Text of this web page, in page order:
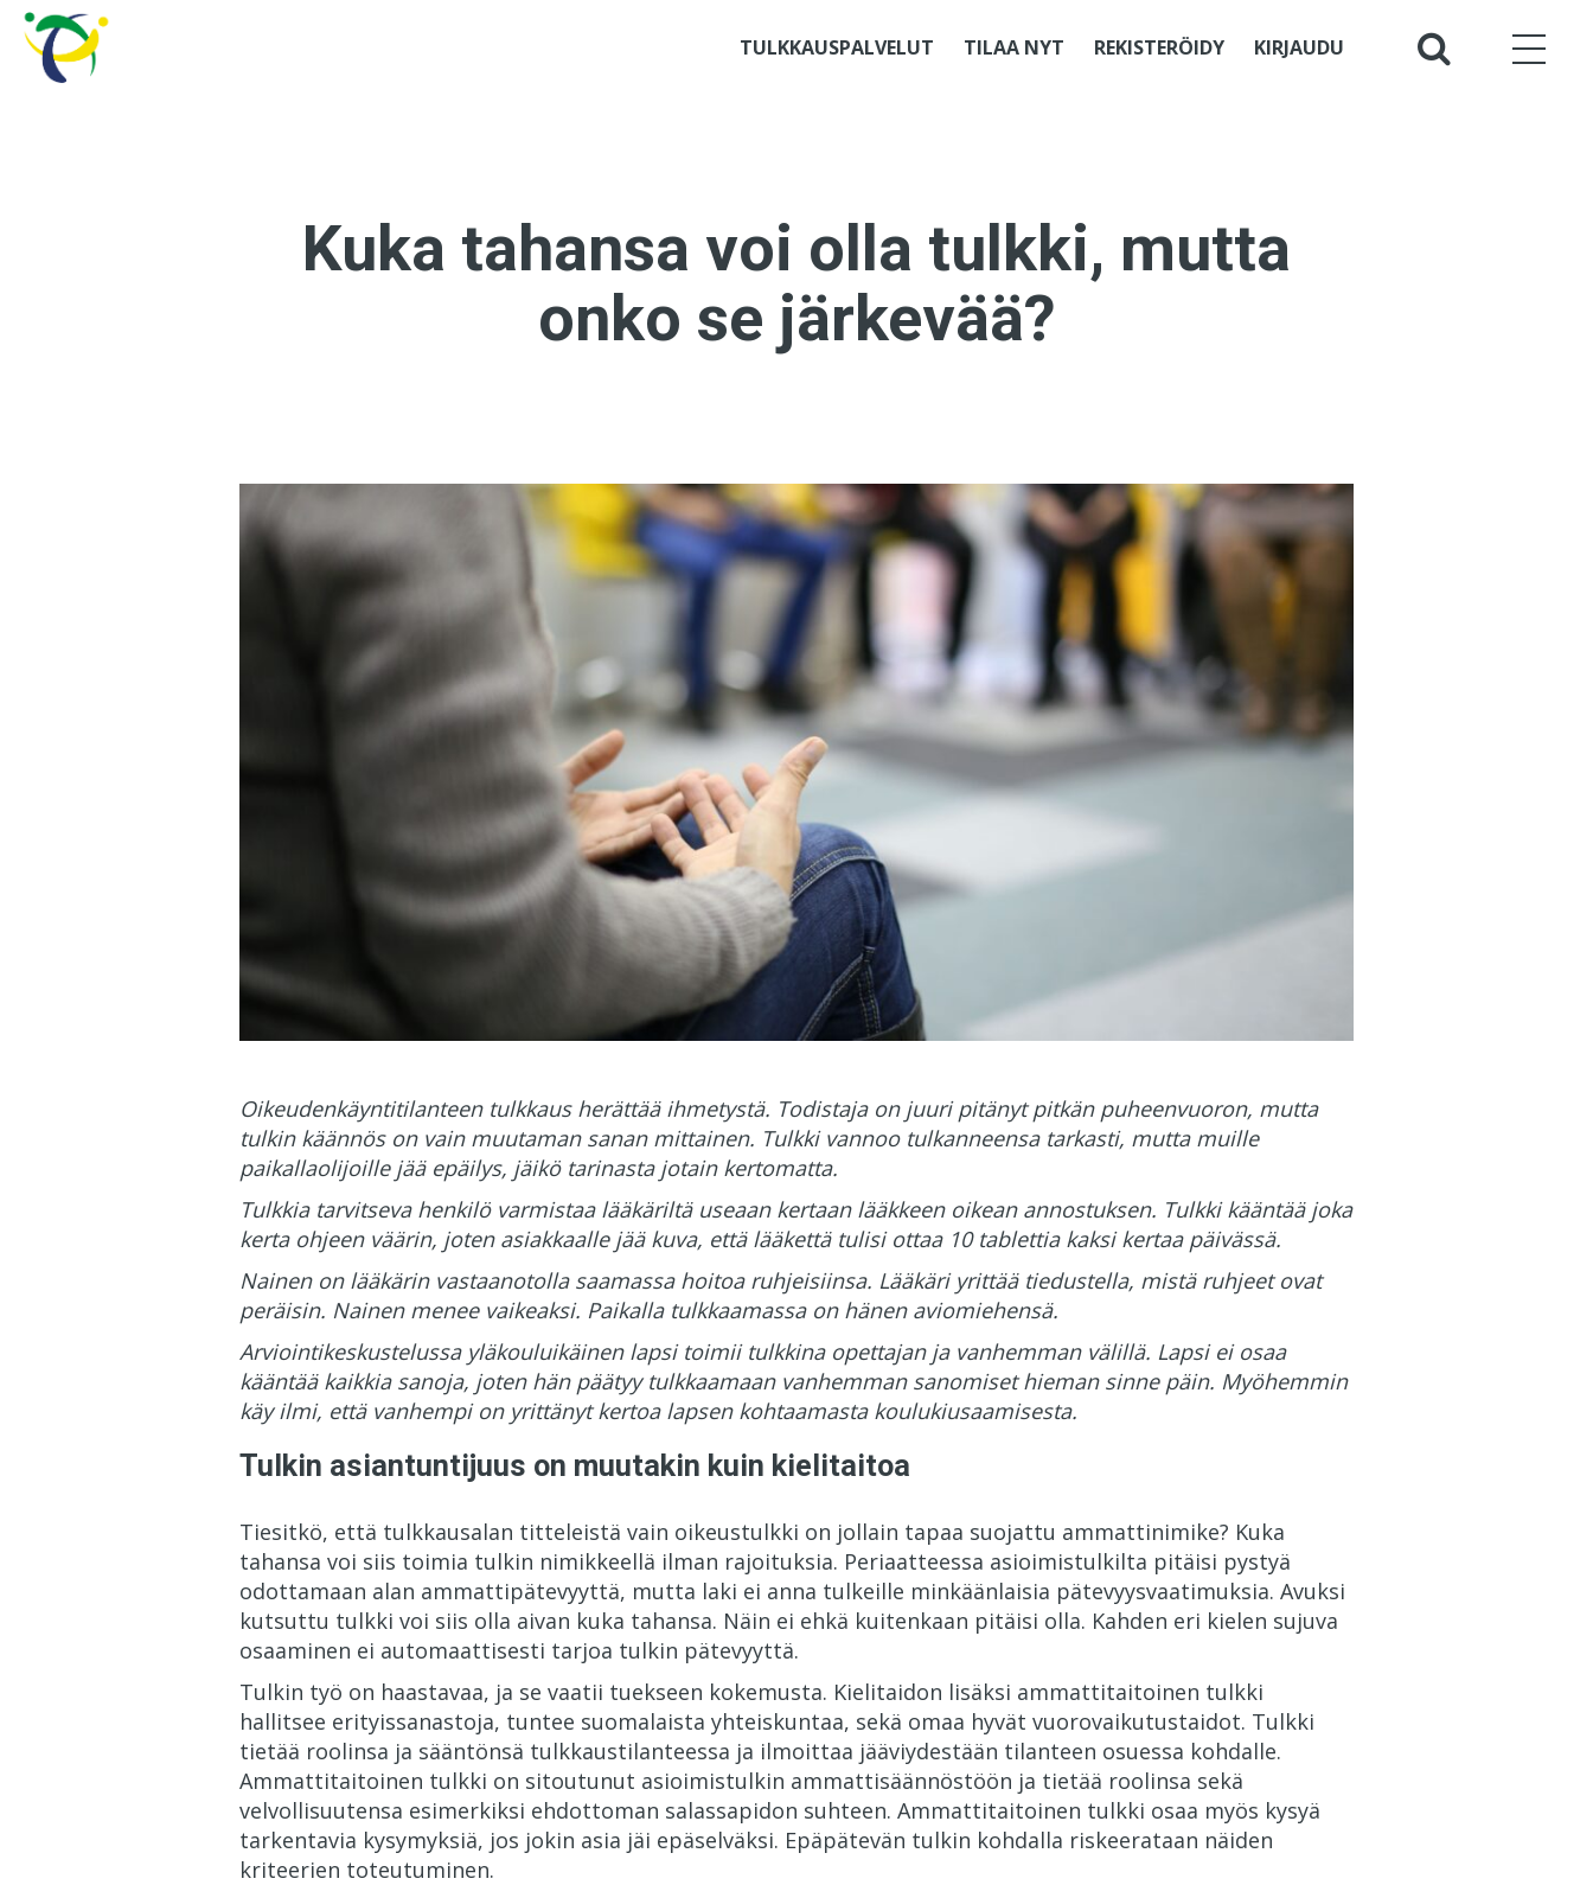
TULKKAUSPALVELUT TILAA NYT REKISTERÖIDY KIRJAUDU
Kuka tahansa voi olla tulkki, mutta
onko se järkevää?
Oikeudenkäyntitilanteen tulkkaus herättää ihmetystä. Todistaja on juuri pitänyt pitkän puheenvuoron, mutta
tulkin käännös on vain muutaman sanan mittainen. Tulkki vannoo tulkanneensa tarkasti, mutta muille
paikallaolijoille jää epäilys, jäikö tarinasta jotain kertomatta.
Tulkkia tarvitseva henkilö varmistaa lääkäriltä useaan kertaan lääkkeen oikean annostuksen. Tulkki kääntää joka
kerta ohjeen väärin, joten asiakkaalle jää kuva, että lääkettä tulisi ottaa 10 tablettia kaksi kertaa päivässä.
Nainen on lääkärin vastaanotolla saamassa hoitoa ruhjeisiinsa. Lääkäri yrittää tiedustella, mistä ruhjeet ovat
peräisin. Nainen menee vaikeaksi. Paikalla tulkkaamassa on hänen aviomiehensä.
Arviointikeskustelussa yläkouluikäinen lapsi toimii tulkkina opettajan ja vanhemman välillä. Lapsi ei osaa
kääntää kaikkia sanoja, joten hän päätyy tulkkaamaan vanhemman sanomiset hieman sinne päin. Myöhemmin
käy ilmi, että vanhempi on yrittänyt kertoa lapsen kohtaamasta koulukiusaamisesta.
Tulkin asiantuntijuus on muutakin kuin kielitaitoa
Tiesitkö, että tulkkausalan titteleistä vain oikeustulkki on jollain tapaa suojattu ammattinimike? Kuka
tahansa voi siis toimia tulkin nimikkeellä ilman rajoituksia. Periaatteessa asioimistulkilta pitäisi pystyä
odottamaan alan ammattipätevyyttä, mutta laki ei anna tulkeille minkäänlaisia pätevyysvaatimuksia. Avuksi
kutsuttu tulkki voi siis olla aivan kuka tahansa. Näin ei ehkä kuitenkaan pitäisi olla. Kahden eri kielen sujuva
osaaminen ei automaattisesti tarjoa tulkin pätevyyttä.
Tulkin työ on haastavaa, ja se vaatii tuekseen kokemusta. Kielitaidon lisäksi ammattitaitoinen tulkki
hallitsee erityissanastoja, tuntee suomalaista yhteiskuntaa, sekä omaa hyvät vuorovaikutustaidot. Tulkki
tietää roolinsa ja sääntönsä tulkkaustilanteessa ja ilmoittaa jääviydestään tilanteen osuessa kohdalle.
Ammattitaitoinen tulkki on sitoutunut asioimistulkin ammattisäännöstöön ja tietää roolinsa sekä
velvollisuutensa esimerkiksi ehdottoman salassapidon suhteen. Ammattitaitoinen tulkki osaa myös kysyä
tarkentavia kysymyksiä, jos jokin asia jäi epäselväksi. Epäpätevän tulkin kohdalla riskeerataan näiden
kriteerien toteutuminen.